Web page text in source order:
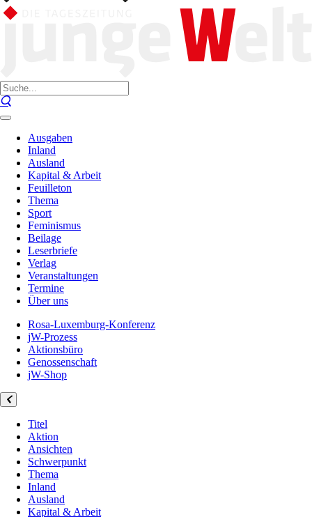
Ausgaben
Inland
Ausland
Kapital & Arbeit
Feuilleton
Thema
Sport
Feminismus
Beilage
Leserbriefe
Verlag
Veranstaltungen
Termine
Über uns
Rosa-Luxemburg-Konferenz
jW-Prozess
Aktionsbüro
Genossenschaft
jW-Shop
Titel
Aktion
Ansichten
Schwerpunkt
Thema
Inland
Ausland
Kapital & Arbeit